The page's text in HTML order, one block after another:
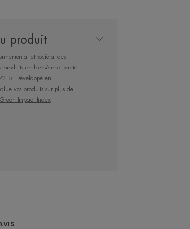
pour
long de la
produit
et sociétal des
produits de bien-être et santé
Développé en
vos produits sur plus de
Impact Index